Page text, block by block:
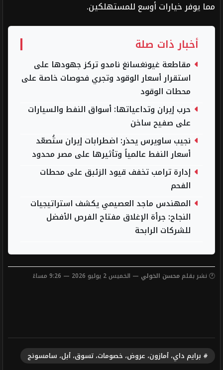
مما يوفر خيارات أوسع للمستهلكين.
أخبار ذات صلة
مقاطعة غيونغسانغ نامدو تركز جهودها على
استقرار أسعار الوقود وتجري فحوصات خاصة على
محطات الوقود
حرب إيران وتداعياتها: أسواق النفط والسيارات
على صفيح ساخن
نجيب ساويرس يحذر: اضطرابات إيران ستُصعّد
أسعار النفط عالمياً وتأثيرها على مصر محدود
إدارة ترامب تخفف قيود الزئبق على محطات
الفحم
المهندس ماجد العصيمي يكشف استراتيجيات
النجاح: جرأة الإغلاق مفتاح الفرص الأفضل
للشركات الرابحة
🕐 نشر بقلممحسن الخولي — الخميس 2 يوليو 2026 — 9:26 مساءً
# برايم داي، أمازون، عروض، خصومات، تسوق، أبل، سامسونج